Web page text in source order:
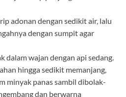
adonan dengan sedikit air, lalu
dengan sumpit agar
dalam wajan dengan api sedang.
hingga sedikit memanjang,
minyak panas sambil dibolak-
dan berwarna